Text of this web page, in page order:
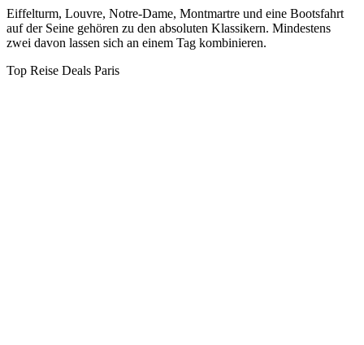
Eiffelturm, Louvre, Notre-Dame, Montmartre und eine Bootsfahrt
auf der Seine gehören zu den absoluten Klassikern. Mindestens
zwei davon lassen sich an einem Tag kombinieren.
Top Reise Deals Paris